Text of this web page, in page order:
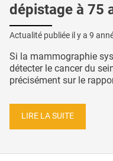
dépistage à 75
Actualité publiée il y a 9
Si la mammographie
détecter le cancer du
précisément sur le
LIRE LA SUITE